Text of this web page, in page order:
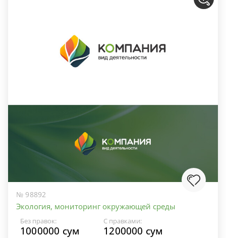
№ 98892
Экология, мониторинг окружающей среды
Без правок:
1000000 сум
С правками:
1200000 сум